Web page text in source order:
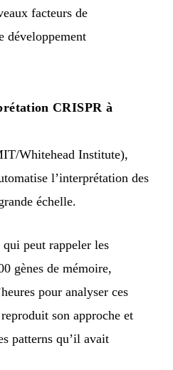
facteurs de
développement
CRISPR à
Whitehead Institute),
l’interprétation des
échelle.
peut rappeler les
gènes de mémoire,
pour analyser ces
son approche et
patterns qu’il avait